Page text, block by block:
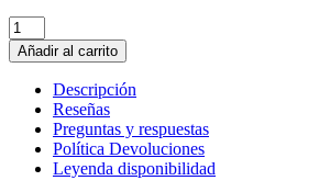
Termostato
Frigorifico
RANCO
VC1
puerta
congelador
Añadir al carrito
Descripción
Reseñas
Preguntas y respuestas
Política Devoluciones
Leyenda disponibilidad